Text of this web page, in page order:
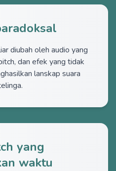
diubah oleh audio yang
dan efek yang tidak
lanskap suara
yang
waktu